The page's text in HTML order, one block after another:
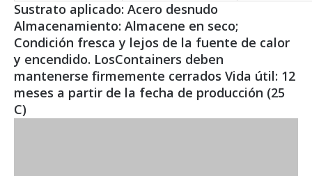
Sustrato aplicado: Acero desnudo
Almacenamiento: Almacene en seco;
Condición fresca y lejos de la fuente de calor
y encendido. LosContainers deben
mantenerse firmemente cerrados Vida útil: 12
meses a partir de la fecha de producción (25
C)